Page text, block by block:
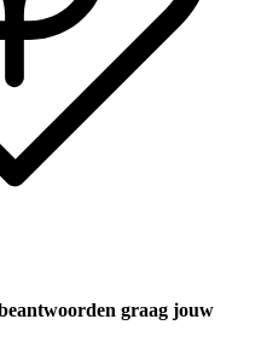
graag jouw